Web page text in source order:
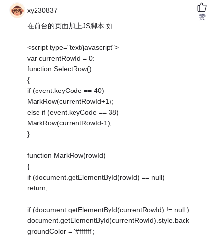
xy230837
在前台的页面加上JS脚本:如
<script type="text/javascript">
var currentRowId = 0;
function SelectRow()
{
if (event.keyCode == 40)
MarkRow(currentRowId+1);
else if (event.keyCode == 38)
MarkRow(currentRowId-1);
}
function MarkRow(rowId)
{
if (document.getElementById(rowId) == null)
return;
if (document.getElementById(currentRowId) != null )
document.getElementById(currentRowId).style.back
groundColor = '#ffffff';
赞